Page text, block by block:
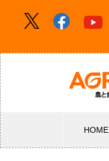
HOME